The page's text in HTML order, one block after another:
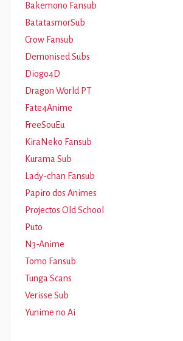
Bakemono Fansub
BatatasmorSub
Crow Fansub
Demonised Subs
Diogo4D
Dragon World PT
Fate4Anime
FreeSouEu
KiraNeko Fansub
Kurama Sub
Lady-chan Fansub
Papiro dos Animes
Projectos Old School
Puto
N3-Anime
Tomo Fansub
Tunga Scans
Verisse Sub
Yunime no Ai